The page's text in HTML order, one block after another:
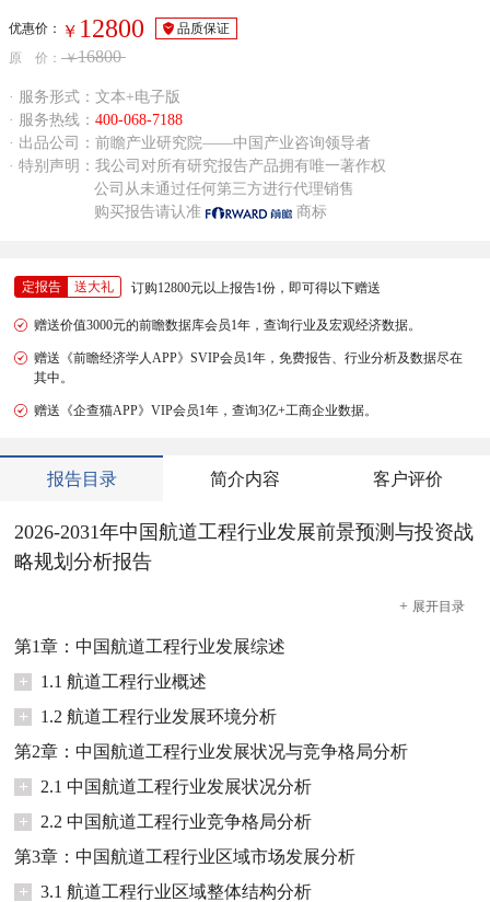
优惠价： ￥ 12800
品质保证
原 价： ￥16800
· 服务形式：文本+电子版
· 服务热线： 400-068-7188
· 出品公司：前瞻产业研究院——中国产业咨询领导者
· 特别声明：我公司对所有研究报告产品拥有唯一著作权
公司从未通过任何第三方进行代理销售
购买报告请认准
商标
定报告 送大礼 订购12800元以上报告1份，即可得以下赠送
赠送价值3000元的前瞻数据库会员1年，查询行业及宏观经济数据。
赠送《前瞻经济学人APP》SVIP会员1年，免费报告、行业分析及数据尽在
其中。
赠送《企查猫APP》VIP会员1年，查询3亿+工商企业数据。
报告目录 简介内容 客户评价
2026-2031年中国航道工程行业发展前景预测与投资战
略规划分析报告
+ 展开目录
第1章：中国航道工程行业发展综述
+
1.1 航道工程行业概述
+
1.2 航道工程行业发展环境分析
第2章：中国航道工程行业发展状况与竞争格局分析
+
2.1 中国航道工程行业发展状况分析
+
2.2 中国航道工程行业竞争格局分析
第3章：中国航道工程行业区域市场发展分析
+
3.1 航道工程行业区域整体结构分析